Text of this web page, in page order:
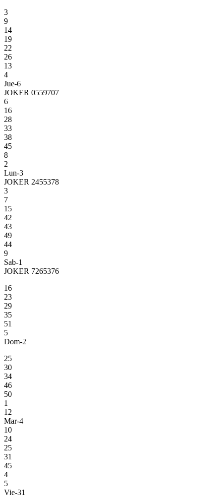
3
9
14
19
22
26
13
4
Jue-6
JOKER 0559707
6
16
28
33
38
45
8
2
Lun-3
JOKER 2455378
3
7
15
42
43
49
44
9
Sab-1
JOKER 7265376
16
23
29
35
51
5
Dom-2
25
30
34
46
50
1
12
Mar-4
10
24
25
31
45
4
5
Vie-31